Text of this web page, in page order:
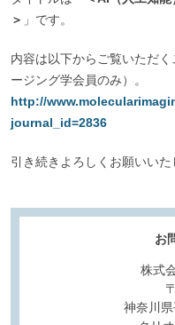
＞ 」です。
内容は以下からご覧いただ
ージング学会員のみ）。
http://
journal_id=2836
引き続きよろしくお願いいた
お
株式
神奈川